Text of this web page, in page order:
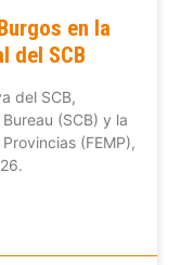
en la
del SCB
del SCB,
(SCB) y la
(FEMP),